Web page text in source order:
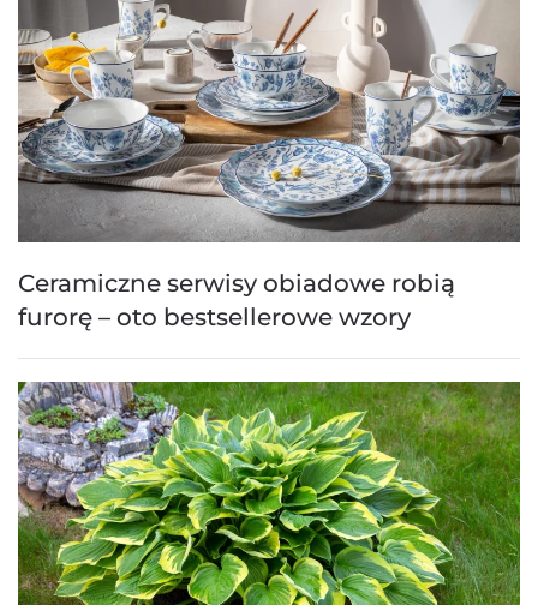
Ceramiczne serwisy obiadowe robią
furorę – oto bestsellerowe wzory